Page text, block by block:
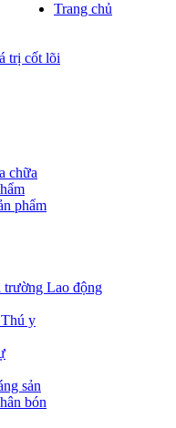
Trang chủ
trị cốt lõi
chữa
phẩm
Lao động
y
sản
bón